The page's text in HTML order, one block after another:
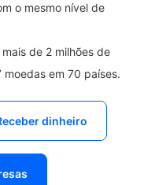
o mesmo nível de
de 2 milhões de
em 70 países.
dinheiro